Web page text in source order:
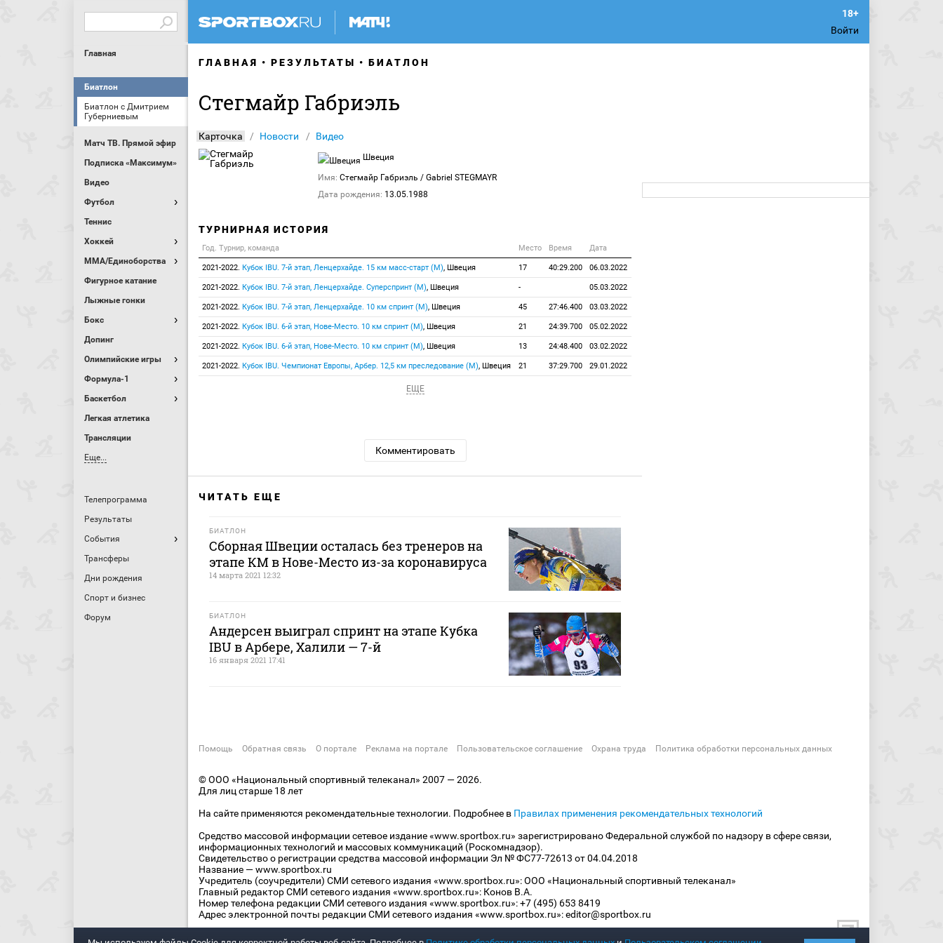
Войти
Главная
Биатлон
Биатлон с Дмитрием
Губерниевым
Матч ТВ. Прямой эфир
Подписка «Максимум»
Видео
Футбол
Теннис
Хоккей
MMA/Единоборства
Фигурное катание
Лыжные гонки
Бокс
Допинг
Олимпийские игры
Формула-1
Баскетбол
Легкая атлетика
Трансляции
Еще...
Телепрограмма
Результаты
События
Трансферы
Дни рождения
Спорт и бизнес
Форум
ГЛАВНАЯ РЕЗУЛЬТАТЫ БИАТЛОН
Стегмайр Габриэль
Карточка Новости Видео
Швеция
Имя: Стегмайр Габриэль / Gabriel STEGMAYR
Дата рождения: 13.05.1988
ТУРНИРНАЯ ИСТОРИЯ
Год. Турнир, команда Место Время Дата
2021-2022. Кубок IBU. 7-й этап, Ленцерхайде. 15 км масс-старт (М), Швеция 17 40:29.200 06.03.2022
2021-2022. Кубок IBU. 7-й этап, Ленцерхайде. Суперспринт (М), Швеция - 05.03.2022
2021-2022. Кубок IBU. 7-й этап, Ленцерхайде. 10 км спринт (М), Швеция 45 27:46.400 03.03.2022
2021-2022. Кубок IBU. 6-й этап, Нове-Место. 10 км спринт (М), Швеция 21 24:39.700 05.02.2022
2021-2022. Кубок IBU. 6-й этап, Нове-Место. 10 км спринт (М), Швеция 13 24:48.400 03.02.2022
2021-2022. Кубок IBU. Чемпионат Европы, Арбер. 12,5 км преследование (М), Швеция 21 37:29.700 29.01.2022
ЕЩЕ
Комментировать
ЧИТАТЬ ЕЩЕ
БИАТЛОН
Сборная Швеции осталась без тренеров на
этапе КМ в Нове-Место из-за коронавируса
14 марта 2021 12:32
БИАТЛОН
Андерсен выиграл спринт на этапе Кубка
IBU в Арбере, Халили — 7-й
16 января 2021 17:41
Помощь Обратная связь О портале Реклама на портале Пользовательское соглашение Охрана труда Политика обработки персональных данных
© ООО «Национальный спортивный телеканал» 2007 — 2026.
Для лиц старше 18 лет
На сайте применяются рекомендательные технологии. Подробнее в Правилах применения рекомендательных технологий
Средство массовой информации сетевое издание «www.sportbox.ru» зарегистрировано Федеральной службой по надзору в сфере связи,
информационных технологий и массовых коммуникаций (Роскомнадзор).
Свидетельство о регистрации средства массовой информации Эл № ФС77-72613 от 04.04.2018
Название — www.sportbox.ru
Учредитель (соучредители) СМИ сетевого издания «www.sportbox.ru»: ООО «Национальный спортивный телеканал»
Главный редактор СМИ сетевого издания «www.sportbox.ru»: Конов В.А.
Номер телефона редакции СМИ сетевого издания «www.sportbox.ru»: +7 (495) 653 8419
Адрес электронной почты редакции СМИ сетевого издания «www.sportbox.ru»: editor@sportbox.ru